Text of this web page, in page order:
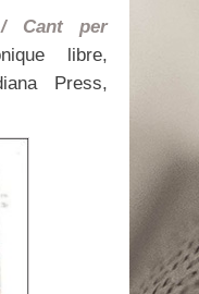
Cant per
libre,
Press,